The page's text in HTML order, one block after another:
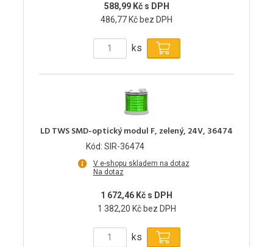
588,99 Kč s DPH
486,77 Kč bez DPH
ks
LD TWS SMD-optický modul F, zelený, 24V, 36474
Kód: SIR-36474
V e-shopu skladem na dotaz
Na dotaz
1 672,46 Kč s DPH
1 382,20 Kč bez DPH
ks